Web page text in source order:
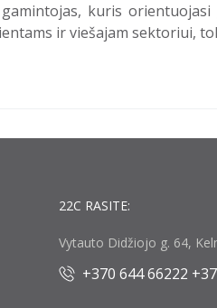
kuris
ir viešajam sektoriui,
22C RASITE:
Vytauto Didžiojo g. 64,
+370 644 66222